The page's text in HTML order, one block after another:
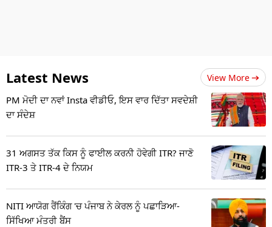
Latest News View More
PM ਮੋਦੀ ਦਾ ਨਵਾਂ Insta ਵੀਡੀਓ, ਇਸ ਵਾਰ ਦਿੱਤਾ ਸਵਦੇਸ਼ੀ
ਦਾ ਸੰਦੇਸ਼
31 ਅਗਸਤ ਤੱਕ ਕਿਸ ਨੂੰ ਫਾਈਲ ਕਰਨੀ ਹੋਵੇਗੀ ITR? ਜਾਣੋ
ITR-3 ਤੇ ITR-4 ਦੇ ਨਿਯਮ
NITI ਆਯੋਗ ਰੈਂਕਿੰਗ 'ਚ ਪੰਜਾਬ ਨੇ ਕੇਰਲ ਨੂੰ ਪਛਾੜਿਆ-
ਸਿੱਖਿਆ ਮੰਤਰੀ ਬੈਂਸ